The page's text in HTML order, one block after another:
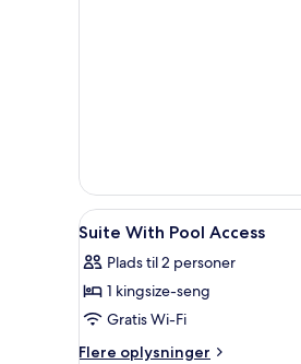
Daily
Afternoon
Tea)
Indlæs
alle
billeder
af
Suite
With
10
Suite With Pool Access
Plads til 2 personer
1 kingsize-seng
Gratis Wi-Fi
Flere oplysninger
Flere